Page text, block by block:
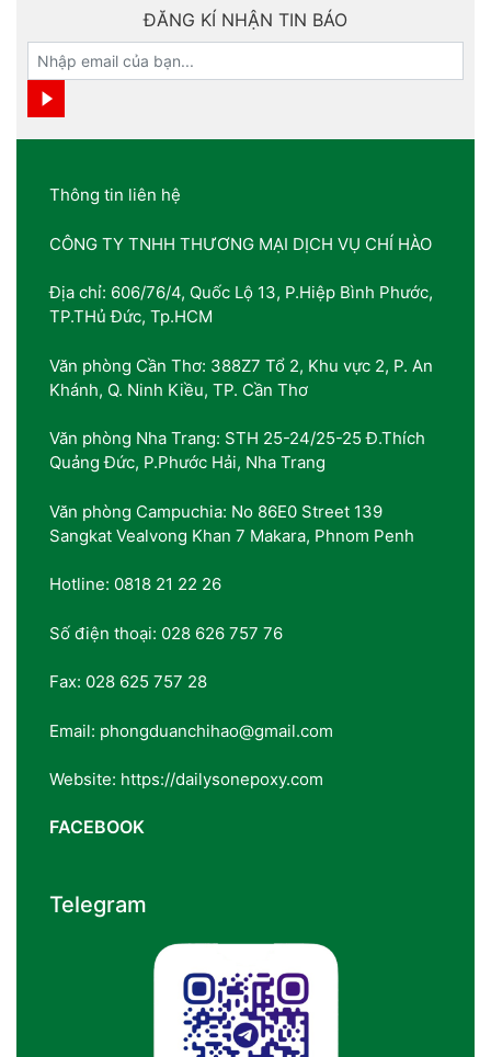
ĐĂNG KÍ NHẬN TIN BÁO
Thông tin liên hệ
CÔNG TY TNHH THƯƠNG MẠI DỊCH VỤ CHÍ HÀO
Địa chỉ: 606/76/4, Quốc Lộ 13, P.Hiệp Bình Phước,
TP.THủ Đức, Tp.HCM
Văn phòng Cần Thơ: 388Z7 Tổ 2, Khu vực 2, P. An
Khánh, Q. Ninh Kiều, TP. Cần Thơ
Văn phòng Nha Trang: STH 25-24/25-25 Đ.Thích
Quảng Đức, P.Phước Hải, Nha Trang
Văn phòng Campuchia: No 86E0 Street 139
Sangkat Vealvong Khan 7 Makara, Phnom Penh
Hotline: 0818 21 22 26
Số điện thoại: 028 626 757 76
Fax: 028 625 757 28
Email: phongduanchihao@gmail.com
Website: https://dailysonepoxy.com
FACEBOOK
Telegram